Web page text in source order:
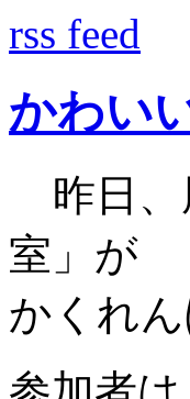
rss feed
かわい
昨日
室」が
かくれ